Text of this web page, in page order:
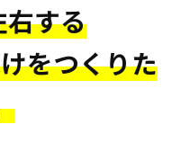
する
をつくりた